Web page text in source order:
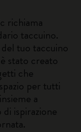
richiama
taccuino.
tuo taccuino
stato creato
che
per tutti
a
ispirazione